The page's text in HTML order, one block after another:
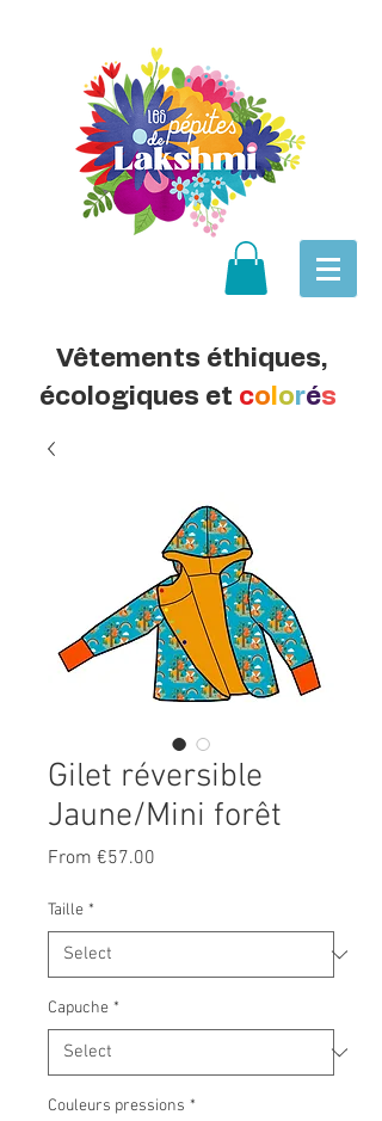
Vêtements éthiques,
écologiques et co orés
Gilet réversible
Jaune/Mini forêt
From €57.00
Taille *
Capuche *
Couleurs pressions *